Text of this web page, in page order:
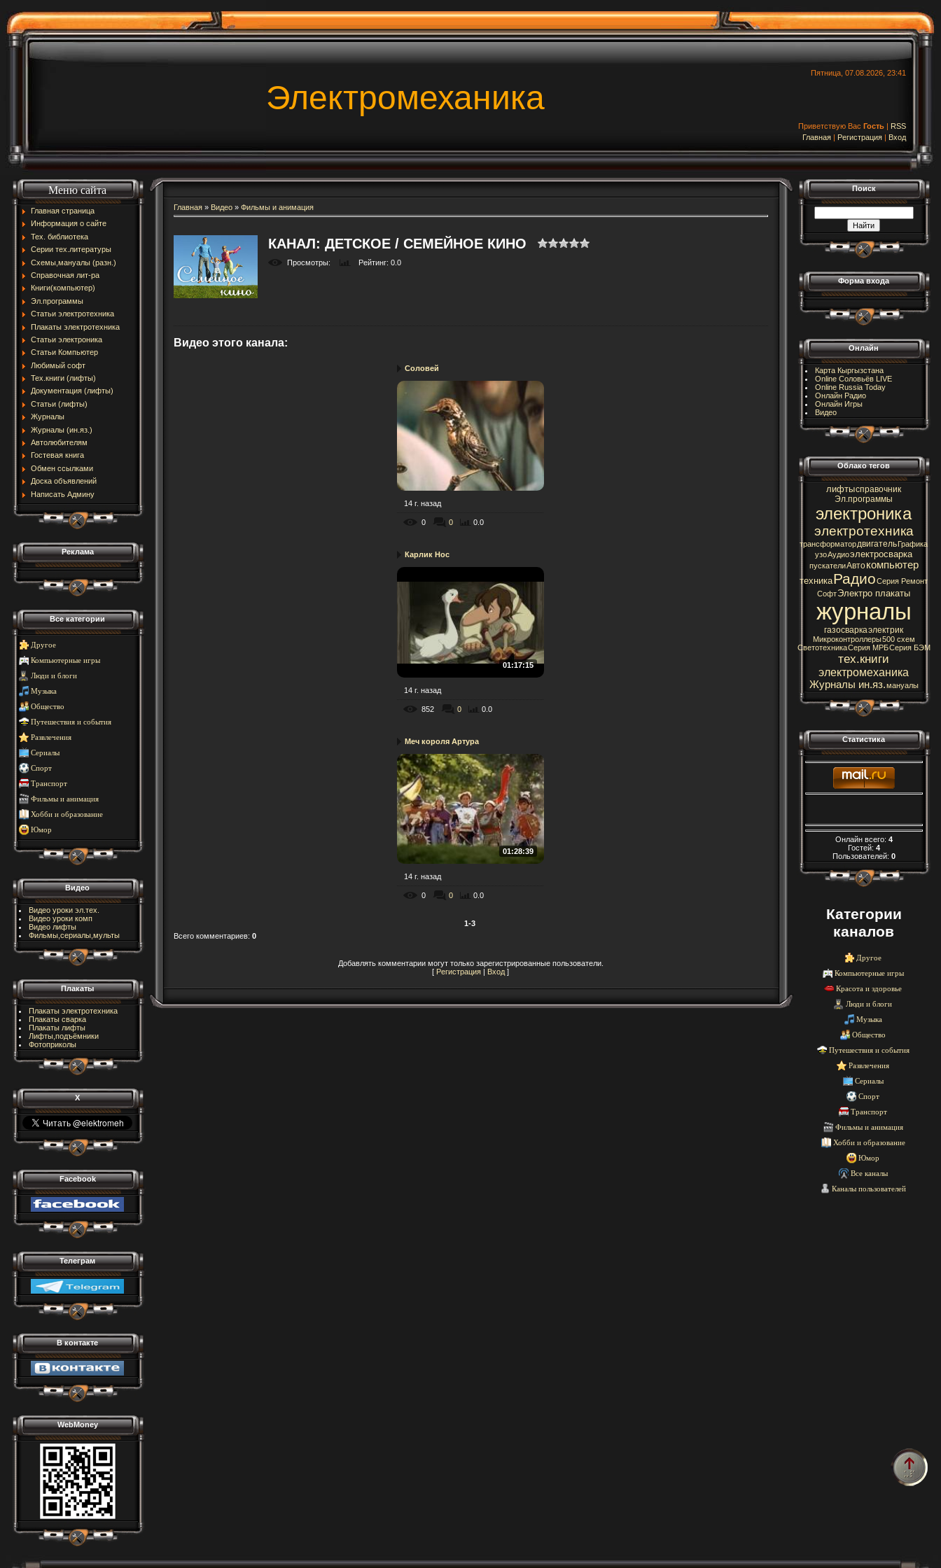
Пятница, 07.08.2026, 23:41
Электромеханика
Приветствую Вас Гость | RSS
Главная | Регистрация | Вход
Меню сайта
Главная страница
Информация о сайте
Тех. библиотека
Серии тех.литературы
Схемы,мануалы (разн.)
Справочная лит-ра
Книги(компьютер)
Эл.программы
Статьи электротехника
Плакаты электротехника
Статьи электроника
Статьи Компьютер
Любимый софт
Тех.книги (лифты)
Документация (лифты)
Статьи (лифты)
Журналы
Журналы (ин.яз.)
Автолюбителям
Гостевая книга
Обмен ссылками
Доска объявлений
Написать Админу
Реклама
Все категории
Другое
Компьютерные игры
Люди и блоги
Музыка
Общество
Путешествия и события
Развлечения
Сериалы
Спорт
Транспорт
Фильмы и анимация
Хобби и образование
Юмор
Видео
Видео уроки эл.тех.
Видео уроки комп
Видео лифты
Фильмы,сериалы,мульты
Плакаты
Плакаты электротехника
Плакаты сварка
Плакаты лифты
Лифты,подъёмники
Фотоприколы
X
Facebook
Телеграм
В контакте
WebMoney
Главная» Видео» Фильмы и анимация
КАНАЛ: ДЕТСКОЕ / СЕМЕЙНОЕ КИНО
Просмотры: Рейтинг: 0.0
Видео этого канала:
Соловей
14 г. назад
0 0 0.0
Карлик Нос
01:17:15
14 г. назад
852 0 0.0
Меч короля Артура
01:28:39
14 г. назад
0 0 0.0
1-3
Всего комментариев: 0
Добавлять комментарии могут только зарегистрированные пользователи.
[ Регистрация | Вход ]
Поиск
Форма входа
Онлайн
Карта Кыргызстана
Online Соловьёв LIVE
Online Russia Today
Онлайн Радио
Онлайн Игры
Видео
Облако тегов
лифтысправочник
Эл.программы
электроника
электротехника
трансформатордвигательГрафика
узоАудиоэлектросварка
пускателиАвтокомпьютер
техникаРадиоСерия Ремонт
СофтЭлектро плакаты
журналы
газосваркаэлектрик
Микроконтроллеры500 схем
СветотехникаСерия МРБСерия БЭМ
тех.книги
электромеханика
Журналы ин.яз.мануалы
Статистика
Онлайн всего: 4
Гостей: 4
Пользователей: 0
Категории
каналов
Другое
Компьютерные игры
Красота и здоровье
Люди и блоги
Музыка
Общество
Путешествия и события
Развлечения
Сериалы
Спорт
Транспорт
Фильмы и анимация
Хобби и образование
Юмор
Все каналы
Каналы пользователей